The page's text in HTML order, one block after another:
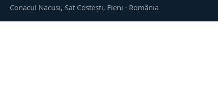
Conacul Nacusi, Sat Costești, Fieni · România